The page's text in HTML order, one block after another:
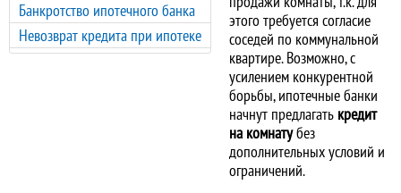
Банкротство ипотечного банка
Невозврат кредита при ипотеке
этого требуется согласие
соседей по коммунальной
квартире. Возможно, с
усилением конкурентной
борьбы, ипотечные банки
начнут предлагать кредит
на комнатубез
дополнительных условий и
ограничений.